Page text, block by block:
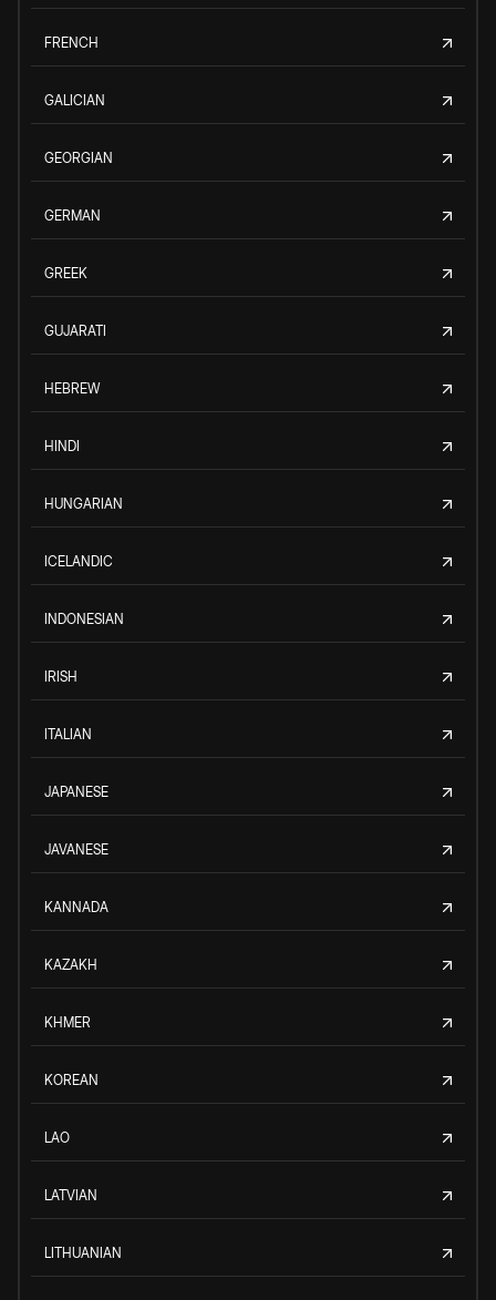
FRENCH
GALICIAN
GEORGIAN
GERMAN
GREEK
GUJARATI
HEBREW
HINDI
HUNGARIAN
ICELANDIC
INDONESIAN
IRISH
ITALIAN
JAPANESE
JAVANESE
KANNADA
KAZAKH
KHMER
KOREAN
LAO
LATVIAN
LITHUANIAN